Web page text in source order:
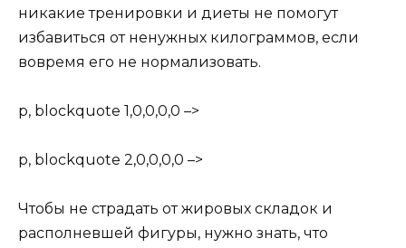
никакие тренировки и диеты не помогут
избавиться от ненужных килограммов, если
вовремя его не нормализовать.
p, blockquote 1,0,0,0,0 –>
p, blockquote 2,0,0,0,0 –>
Чтобы не страдать от жировых складок и
располневшей фигуры, нужно знать, что